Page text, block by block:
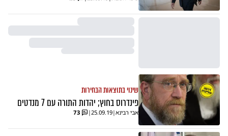
שינוי בתוצאות הבחירות
פינדרוס בחוץ; יהדות התורה עם 7 מנדטים
אבי רבינא|
25.09.19
|
73